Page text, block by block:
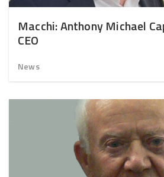
Macchi: Anthony Michael
CEO
News